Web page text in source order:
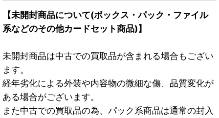
【未開封商品について(ボックス・パック・ファイル
系などのその他カードセット商品)】
未開封商品は中古での買取品が含まれる場合もござい
ます。
経年劣化による外装や内容物の微細な傷、品質変化が
ある場合がございます。
また中古での買取品の為、パック系商品は通常の封入